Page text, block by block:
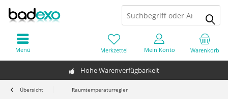
Hohe Warenverfügbarkeit
Warenkorb
Merkzettel Mein Konto
Menü
Übersicht Raumtemperaturregler